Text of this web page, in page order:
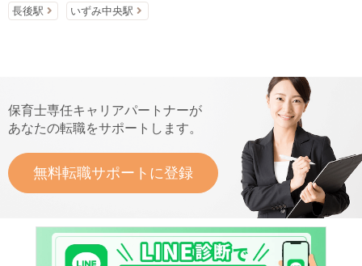
長後駅 いずみ中央駅
保育士専任キャリアパートナーが
あなたの転職をサポートします。
無料転職サポートに登録